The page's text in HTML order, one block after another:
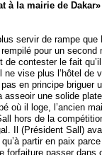
à la mairie de Dakar»
servir de rampe
pour un second
contester le fait
vise plus l’hôtel de
en principe briguer
une solide
où il loge, l’ancien
hors de la
Il (Président Sall)
partir en paix
forfaiture passer dans